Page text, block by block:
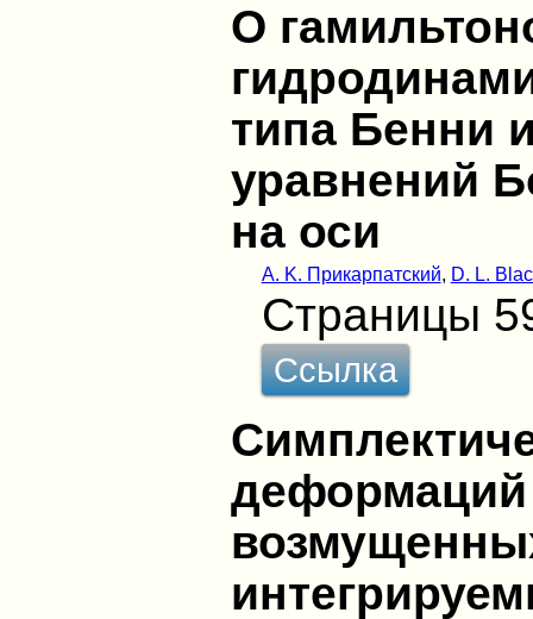
О
типа Бенни
уравнений
на оси
А. K. Прикарпатский, D. L.
Страницы
Ссылка